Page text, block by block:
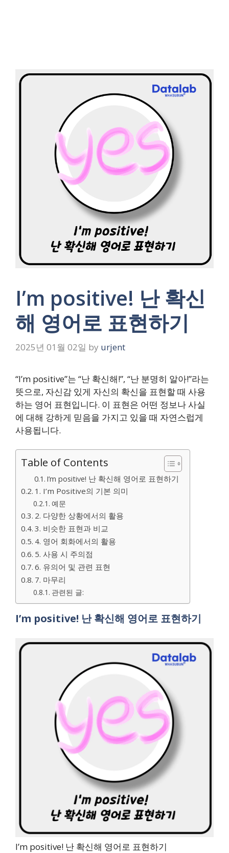
I’m positive! 난 확신
해 영어로 표현하기
2025년 01월 02일 by urjent
“I’m positive”는 “난 확신해!”, “난 분명히 알아!”라는
뜻으로, 자신감 있게 자신의 확신을 표현할 때 사용
하는 영어 표현입니다. 이 표현은 어떤 정보나 사실
에 대해 강하게 믿음을 가지고 있을 때 자연스럽게
사용됩니다.
Table of Contents
I’m positive! 난 확신해 영어로 표현하기
1. I’m Positive의 기본 의미
예문
2. 다양한 상황에서의 활용
3. 비슷한 표현과 비교
4. 영어 회화에서의 활용
5. 사용 시 주의점
6. 유의어 및 관련 표현
7. 마무리
관련된 글:
I’m positive! 난 확신해 영어로 표현하기
I’m positive! 난 확신해 영어로 표현하기